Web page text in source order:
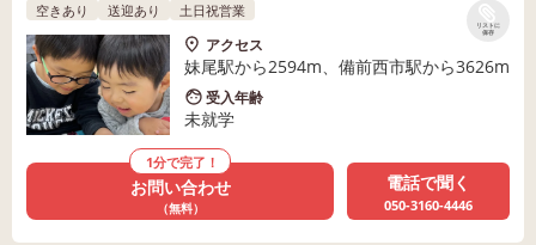
リストに
保存
空きあり 送迎あり 土日祝営業
アクセス
妹尾駅から2594m、備前西市駅から3626m
受入年齢
未就学
1分で完了！
お問い合わせ
（無料）
電話で聞く
050-3160-4446